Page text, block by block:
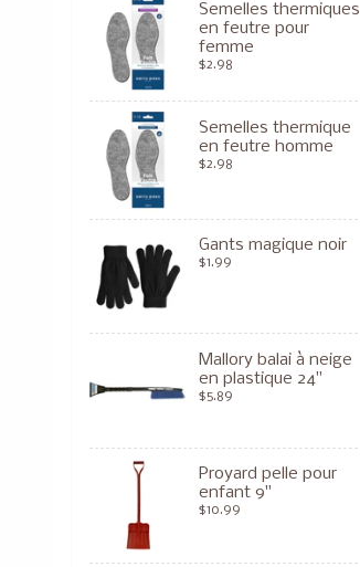
Semelles thermiques
en feutre pour
femme
$2.98
Semelles thermique
en feutre homme
$2.98
Gants magique noir
$1.99
Mallory balai à neige
en plastique 24"
$5.89
Proyard pelle pour
enfant 9"
$10.99